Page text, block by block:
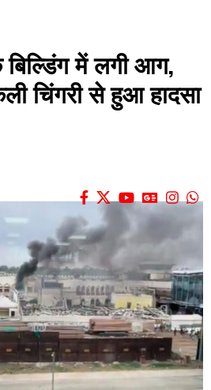
बिल्डिंग में लगी आग,
चिंगरी से हुआ हादसा